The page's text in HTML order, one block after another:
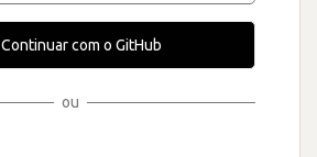
Continuar com o GitHub
ou